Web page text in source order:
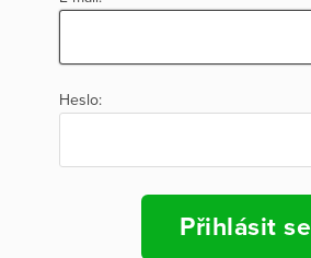
Heslo:
Přihlásit se